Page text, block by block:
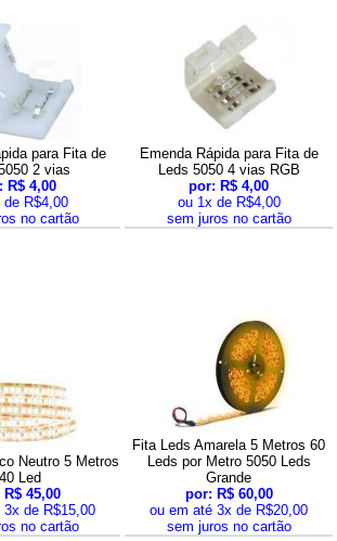
para Fita de
2 vias
R$ 4,00
de R$4,00
no cartão
Emenda Rápida para Fita de
Leds 5050 4 vias RGB
por: R$ 4,00
ou 1x de R$4,00
sem juros no cartão
Neutro 5 Metros
Led
45,00
de R$15,00
no cartão
Fita Leds Amarela 5 Metros 60
Leds por Metro 5050 Leds
Grande
por: R$ 60,00
ou em até 3x de R$20,00
sem juros no cartão